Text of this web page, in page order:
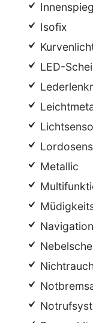
Isofix
LED-
Metallic